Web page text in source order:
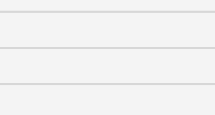
決済
料440円）
沖縄・離島の場合日本郵政となる場合
望の場合にはご注文の際にご希望日を
つきましては下記リンクよりご確認く